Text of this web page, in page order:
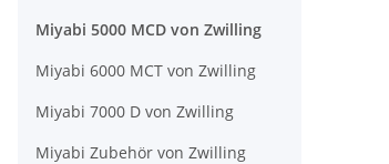
Miyabi 5000 MCD von Zwilling
Miyabi 6000 MCT von Zwilling
Miyabi 7000 D von Zwilling
Miyabi Zubehör von Zwilling